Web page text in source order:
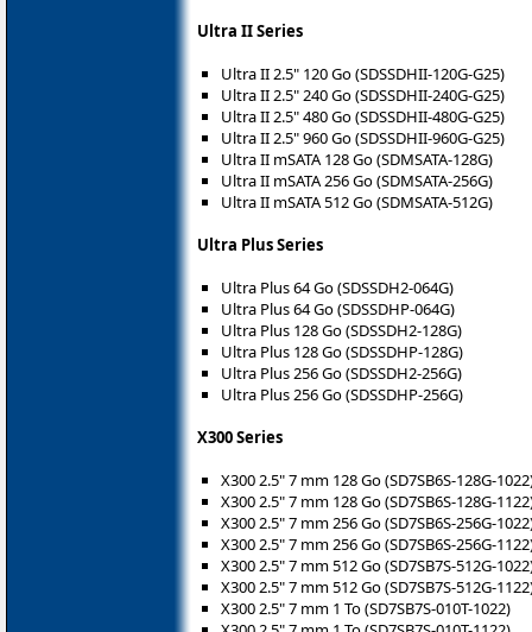
Ultra II Series
Ultra II 2.5" 120 Go (SDSSDHII-120G-G25)
Ultra II 2.5" 240 Go (SDSSDHII-240G-G25)
Ultra II 2.5" 480 Go (SDSSDHII-480G-G25)
Ultra II 2.5" 960 Go (SDSSDHII-960G-G25)
Ultra II mSATA 128 Go (SDMSATA-128G)
Ultra II mSATA 256 Go (SDMSATA-256G)
Ultra II mSATA 512 Go (SDMSATA-512G)
Ultra Plus Series
Ultra Plus 64 Go (SDSSDH2-064G)
Ultra Plus 64 Go (SDSSDHP-064G)
Ultra Plus 128 Go (SDSSDH2-128G)
Ultra Plus 128 Go (SDSSDHP-128G)
Ultra Plus 256 Go (SDSSDH2-256G)
Ultra Plus 256 Go (SDSSDHP-256G)
X300 Series
X300 2.5" 7 mm 128 Go (SD7SB6S-128G-
X300 2.5" 7 mm 128 Go (SD7SB6S-128G-
X300 2.5" 7 mm 256 Go (SD7SB6S-256G-
X300 2.5" 7 mm 256 Go (SD7SB6S-256G-
X300 2.5" 7 mm 512 Go (SD7SB7S-512G-
X300 2.5" 7 mm 512 Go (SD7SB7S-512G-
X300 2.5" 7 mm 1 To (SD7SB7S-010T-1022)